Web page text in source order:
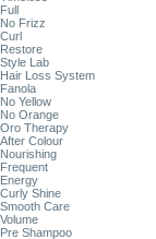
Full
No Frizz
Curl
Restore
Style Lab
Hair Loss System
Fanola
No Yellow
No Orange
Oro Therapy
After Colour
Nourishing
Frequent
Energy
Curly Shine
Smooth Care
Volume
Pre Shampoo